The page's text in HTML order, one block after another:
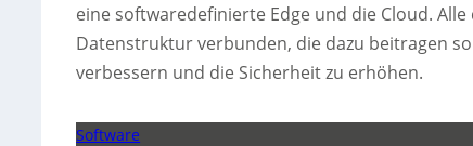
eine softwaredefinierte Edge und die Cloud.
Datenstruktur verbunden, die dazu beitragen
verbessern und die Sicherheit zu erhöhen.
Software